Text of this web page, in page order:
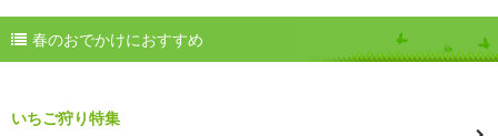
春のおでかけにおすすめ
いちご狩り特集